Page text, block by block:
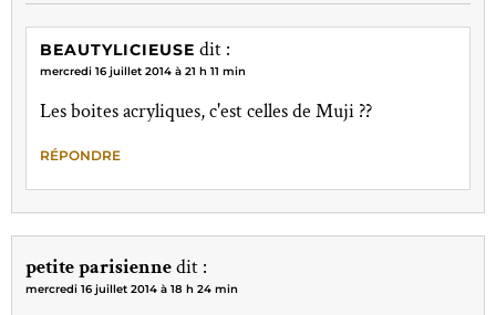
BEAUTYLICIEUSE dit :
mercredi 16 juillet 2014 à 21 h 11 min
Les boites acryliques, c'est celles de Muji ??
RÉPONDRE
petite parisiennedit :
mercredi 16 juillet 2014 à 18 h 24 min